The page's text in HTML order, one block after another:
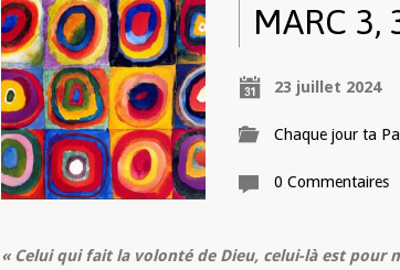
MARC 3,
23 juillet 2024
Chaque jour ta
0 Commentaires
« Celui qui fait la volonté de Dieu, celui-là est pour